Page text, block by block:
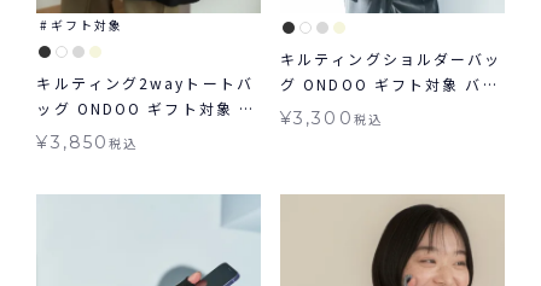
ギフト対象
キルティング2wayトートバ
ッグ ONDOO ギフト対象 バ
ッグ
¥3,850税込
キルティングショルダーバッ
グ ONDOO ギフト対象 バッ
グ
¥3,300 税込